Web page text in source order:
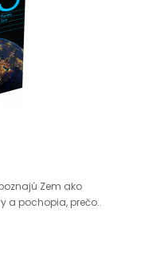
Zem ako
a pochopia, prečo..